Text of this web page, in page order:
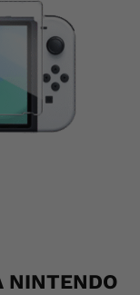
NINTENDO